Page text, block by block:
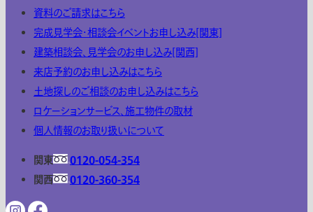
資料のご請求はこちら
完成見学会・相談会イベントお申し込み[関東]
建築相談会、見学会のお申し込み[関西]
来店予約のお申し込みはこちら
土地探しのご相談のお申し込みはこちら
ロケーションサービス、施工物件の取材
個人情報のお取り扱いについて
関東
0120-054-354
関西
0120-360-354